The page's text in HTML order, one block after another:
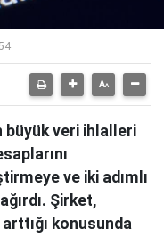
büyük veri ihlalleri
ve iki adımlı
Şirket,
konusunda